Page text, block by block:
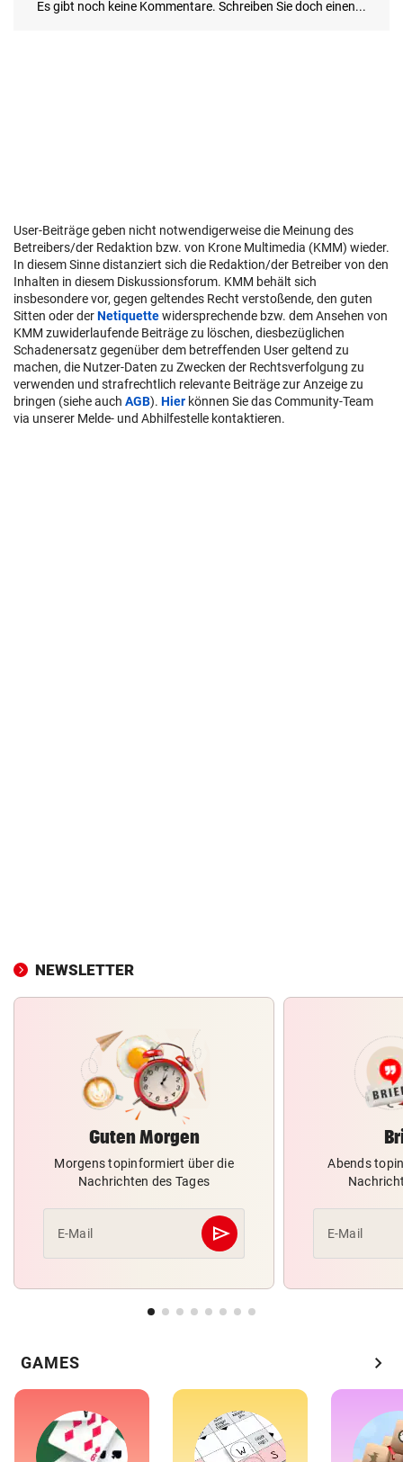
User-Beiträge geben nicht notwendigerweise die Meinung des
Betreibers/der Redaktion bzw. von Krone Multimedia (KMM) wieder.
In diesem Sinne distanziert sich die Redaktion/der Betreiber von den
Inhalten in diesem Diskussionsforum. KMM behält sich
insbesondere vor, gegen geltendes Recht verstoßende, den guten
Sitten oder derNetiquettewidersprechende bzw. dem Ansehen von
KMM zuwiderlaufende Beiträge zu löschen, diesbezüglichen
Schadenersatz gegenüber dem betreffenden User geltend zu
machen, die Nutzer-Daten zu Zwecken der Rechtsverfolgung zu
verwenden und strafrechtlich relevante Beiträge zur Anzeige zu
bringen (siehe auch AGB). Hier können Sie das Community-Team
via unserer Melde- und Abhilfestelle kontaktieren.
NEWSLETTER
Guten Morgen
Morgens topinformiert über die
Nachrichten des Tages
E-Mail send
Abschicken
Abends
E-Mail
GAMES chevron_right